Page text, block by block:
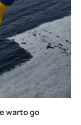
warto go